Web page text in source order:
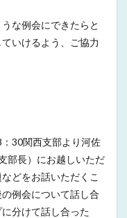
な例会にできたらと
いけるよう、ご協力
30関西支部より河佐
部長）にお越しいただ
どをお話いただくこ
例会について話し合
分けて話し合った